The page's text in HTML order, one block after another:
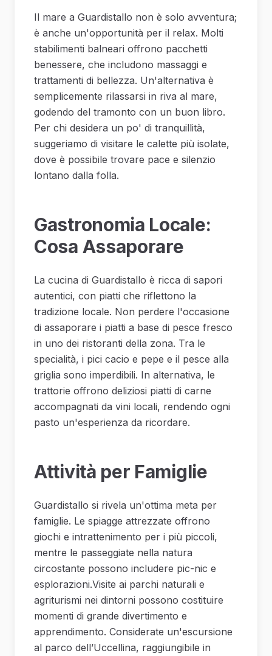
Il mare a Guardistallo non è solo avventura;
è anche un'opportunità per il relax. Molti
stabilimenti balneari offrono pacchetti
benessere, che includono massaggi e
trattamenti di bellezza. Un'alternativa è
semplicemente rilassarsi in riva al mare,
godendo del tramonto con un buon libro.
Per chi desidera un po' di tranquillità,
suggeriamo di visitare le calette più isolate,
dove è possibile trovare pace e silenzio
lontano dalla folla.
Gastronomia Locale:
Cosa Assaporare
La cucina di Guardistallo è ricca di sapori
autentici, con piatti che riflettono la
tradizione locale. Non perdere l'occasione
di assaporare i piatti a base di pesce fresco
in uno dei ristoranti della zona. Tra le
specialità, i pici cacio e pepe e il pesce alla
griglia sono imperdibili. In alternativa, le
trattorie offrono deliziosi piatti di carne
accompagnati da vini locali, rendendo ogni
pasto un'esperienza da ricordare.
Attività per Famiglie
Guardistallo si rivela un'ottima meta per
famiglie. Le spiagge attrezzate offrono
giochi e intrattenimento per i più piccoli,
mentre le passeggiate nella natura
circostante possono includere pic-nic e
esplorazioni.Visite ai parchi naturali e
agriturismi nei dintorni possono costituire
momenti di grande divertimento e
apprendimento. Considerate un'escursione
al parco dell’Uccellina, raggiungibile in